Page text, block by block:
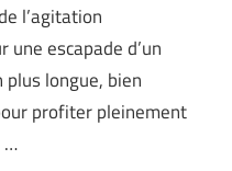
l’agitation
escapade d’un
longue, bien
profiter pleinement
…